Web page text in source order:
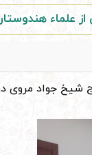
علماء
شیخ جواد مروی